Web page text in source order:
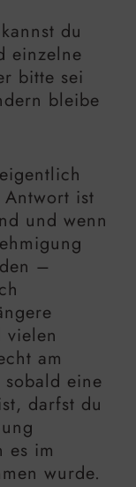
du
einzelne
bitte sei
bleibe
ist
und wenn
–
am
eine
darfst du
es im
wurde.